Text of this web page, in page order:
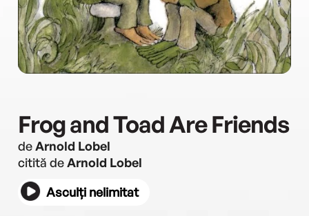
Frog and Toad Are Friends
deArnold Lobel
citită deArnold Lobel
Asculți nelimitat